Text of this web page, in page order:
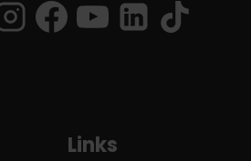
Links